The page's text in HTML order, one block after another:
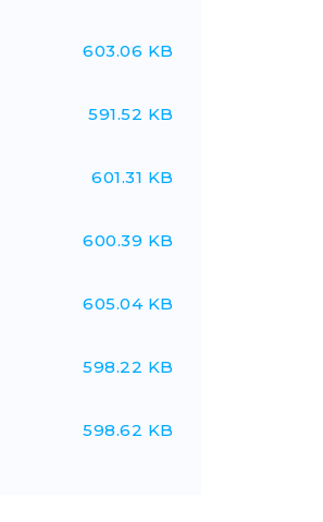
603.06 KB
591.52 KB
601.31 KB
600.39 KB
605.04 KB
598.22 KB
598.62 KB